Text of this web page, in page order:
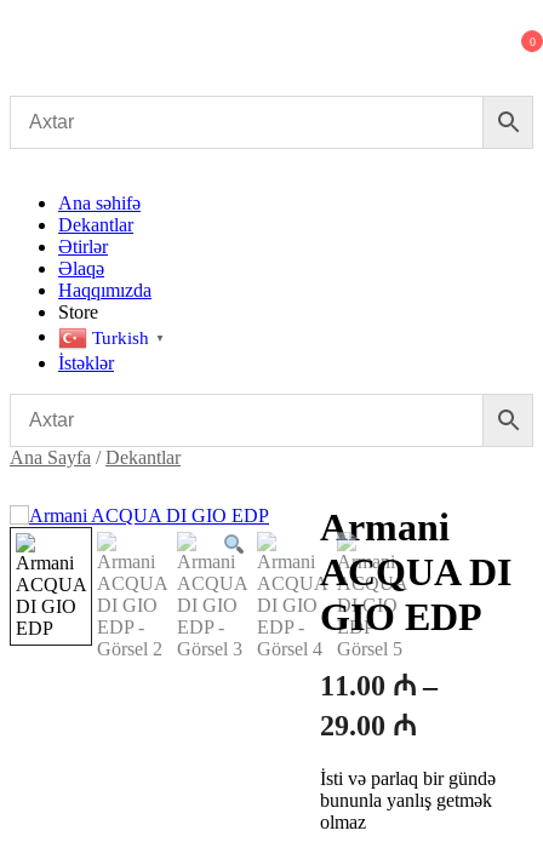
0
Ana səhifə
Dekantlar
Ətirlər
Əlaqə
Haqqımızda
Store
Turkish ▼
İstəklər
Ana Sayfa /Dekantlar
Armani
ACQUA DI
GIO EDP
11.00 ₼ –
29.00 ₼Fiyat
11.00 ₼
İsti və parlaq bir gündə
bununla yanlış getmək
olmaz